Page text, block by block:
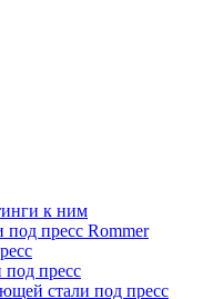
к ним
пресс Rommer
пресс
стали под пресс